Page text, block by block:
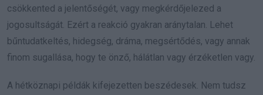
csökkented a jelentőségét, vagy megkérdőjelezed a
jogosultságát. Ezért a reakció gyakran aránytalan. Lehet
bűntudatkeltés, hidegség, dráma, megsértődés, vagy annak
finom sugallása, hogy te önző, hálátlan vagy érzéketlen vagy.
A hétköznapi példák kifejezetten beszédesek. Nem tudsz